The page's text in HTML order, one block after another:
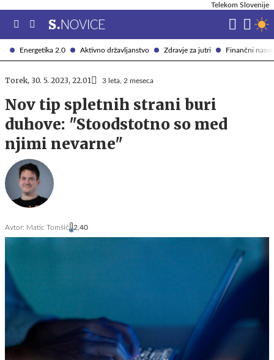
Energetika 2.0 Aktivno državljanstvo Zdravje za jutri Finančni
Telekom Slovenije
Torek, 30. 5. 2023, 22.01 3 leta, 2 meseca
Nov tip spletnih strani buri
duhove: "Stoodstotno so med
njimi nevarne"
Avtor: Matic Tomšič 2,40